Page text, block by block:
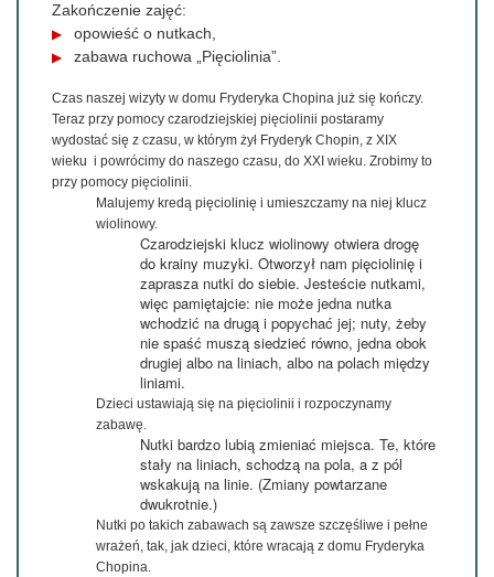
Zakończenie zajęć:
opowieść o nutkach,
zabawa ruchowa „Pięciolinia”.
Czas naszej wizyty w domu Fryderyka Chopina już się kończy.
Teraz przy pomocy czarodziejskiej pięciolinii postaramy
wydostać się z czasu, w którym żył Fryderyk Chopin, z XIX
wieku i powrócimy do naszego czasu, do XXI wieku. Zrobimy to
przy pomocy pięciolinii.
Malujemy kredą pięciolinię i umieszczamy na niej klucz
wiolinowy.
Czarodziejski klucz wiolinowy otwiera drogę
do krainy muzyki. Otworzył nam pięciolinię i
zaprasza nutki do siebie. Jesteście nutkami,
więc pamiętajcie: nie może jedna nutka
wchodzić na drugą i popychać jej; nuty, żeby
nie spaść muszą siedzieć równo, jedna obok
drugiej albo na liniach, albo na polach między
liniami.
Dzieci ustawiają się na pięciolinii i rozpoczynamy
zabawę.
Nutki bardzo lubią zmieniać miejsca. Te, które
stały na liniach, schodzą na pola, a z pól
wskakują na linie. (Zmiany powtarzane
dwukrotnie.)
Nutki po takich zabawach są zawsze szczęśliwe i pełne
wrażeń, tak, jak dzieci, które wracają z domu Fryderyka
Chopina.